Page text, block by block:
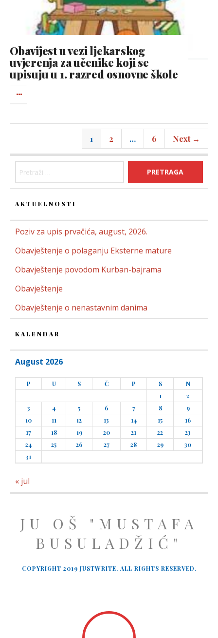
Obavijest u vezi ljekarskog
uvjerenja za učenike koji se
upisuju u 1. razred osnovne škole
1 2 … 6 Next →
AKTUELNOSTI
Poziv za upis prvačića, august, 2026.
Obavještenje o polaganju Eksterne mature
Obavještenje povodom Kurban-bajrama
Obavještenje
Obavještenje o nenastavnim danima
KALENDAR
August 2026
P U S Č P S
N
1
2
3
4 5 6 7 8
9
10
11 12 13 14 15
16
17
18 19 20 21 22
23
24
25 26 27 28 29
30
31
« jul
JU OŠ "MUSTAFA
BUSULADŽIĆ"
COPYRIGHT 2019 JUSTWRITE. ALL RIGHTS RESERVED.